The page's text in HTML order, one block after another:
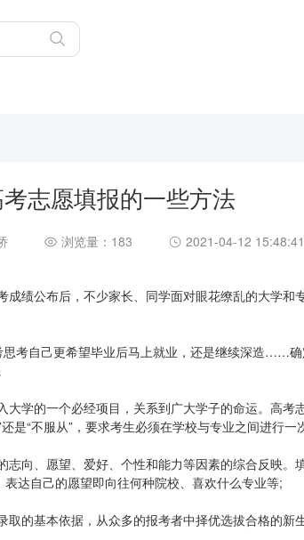
志愿填报的一些方法
浏览量：183 2021-04-12 15:48:41
绩公布后，不少家长、同学面对眼花缭乱的大学和
考自己更希望毕业后马上就业，还是继续深造……
学的一个必经项目，关系到广大学子的命运。高考
是“不服从”，要求考生必须在学校与专业之间进行一
向、愿望、爱好、个性和能力等因素的综合反映。
达自己的愿望即向往何种院校、喜欢什么专业等;
取的基本依据，从众多的报考者中择优选拔合格的新